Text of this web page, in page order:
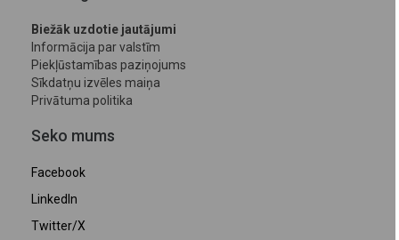
Biežāk uzdotie jautājumi
Informācija par valstīm
Piekļūstamības paziņojums
Sīkdatņu izvēles maiņa
Privātuma politika
Seko mums
Facebook
LinkedIn
Twitter/X